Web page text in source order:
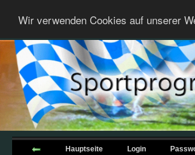
Wir verwenden Cookies auf unserer
Hauptseite Login